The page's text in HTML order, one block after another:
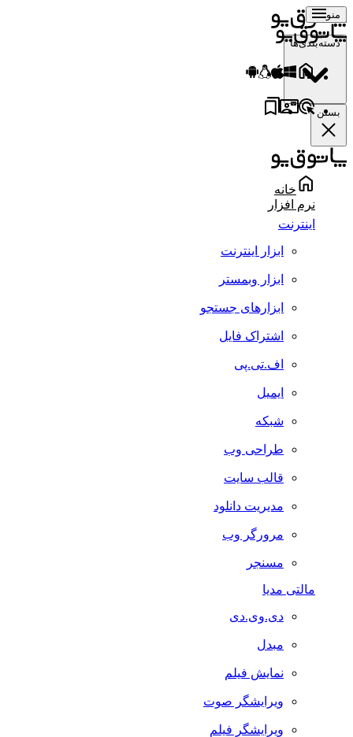
منو
دسته‌بندی‌ها
بستن
خانه
نرم افزار
اینترنت
ابزار اینترنت
ابزار وبمستر
ابزارهای جستجو
اشتراک فایل
اف.تی.پی
ایمیل
شبکه
طراحی وب
قالب سایت
مدیریت دانلود
مرورگر وب
مسنجر
مالتی مدیا
دی.وی.دی
مبدل
نمایش فیلم
ویرایشگر صوت
ویرایشگر فیلم